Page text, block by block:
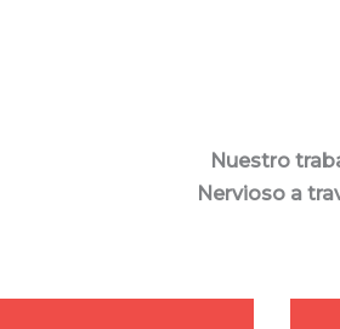
Nuestro
Nervioso a